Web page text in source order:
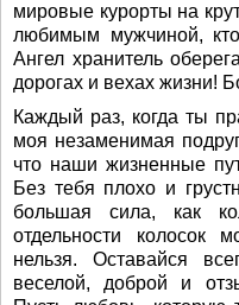
мировые курорты на
любимым мужчиной,
Ангел хранитель
дорогах и вехах жизни!
Каждый раз, когда ты
моя незаменимая
что наши жизненные
Без тебя плохо и
большая сила, как
отдельности колосок
нельзя. Оставайся
веселой, доброй и